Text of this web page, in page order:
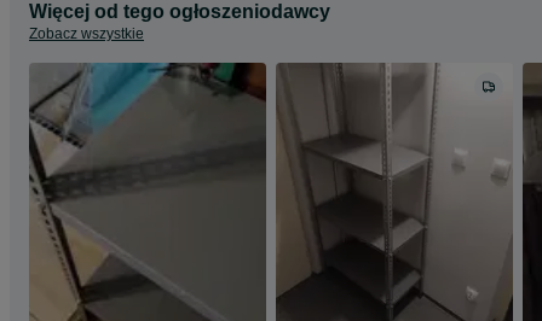
Więcej od tego ogłoszeniodawcy
Zobacz wszystkie